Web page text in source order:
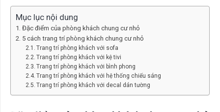
Mục lục nội dung
Đặc điểm của phòng khách chung cư nhỏ
5 cách trang trí phòng khách chung cư nhỏ
Trang trí phòng khách với sofa
Trang trí phòng khách với kệ tivi
Trang trí phòng khách với bình phong
Trang trí phòng khách với hệ thống chiếu sáng
Trang trí phòng khách với decal dán tường